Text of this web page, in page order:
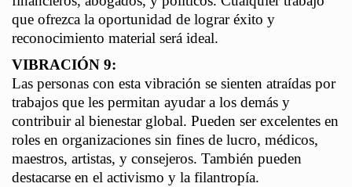
que ofrezca la oportunidad de lograr éxito y
reconocimiento material será ideal.
VIBRACIÓN 9:
Las personas con esta vibración se sienten atraídas por
trabajos que les permitan ayudar a los demás y
contribuir al bienestar global. Pueden ser excelentes en
roles en organizaciones sin fines de lucro, médicos,
maestros, artistas, y consejeros. También pueden
destacarse en el activismo y la filantropía.